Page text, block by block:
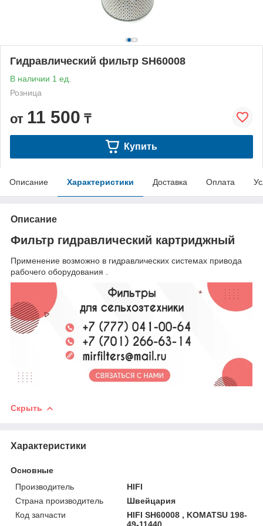
Гидравлический фильтр SH60008
В наличии 1 ед.
Розница
от 11 500 ₸
Купить
Описание Характеристики Доставка Оплата
Описание
Фильтр гидравлический картриджный
Применение возможно в гидравлических системах привода
рабочего оборудования .
Скрыть
Характеристики
Основные
Производитель
HIFI
Страна производитель
Швейцария
Код запчасти
HIFI SH60008 , KOMATSU 198-